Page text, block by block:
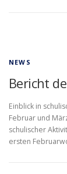
NEWS
Bericht
Einblick in
Februar und
schulischer
ersten